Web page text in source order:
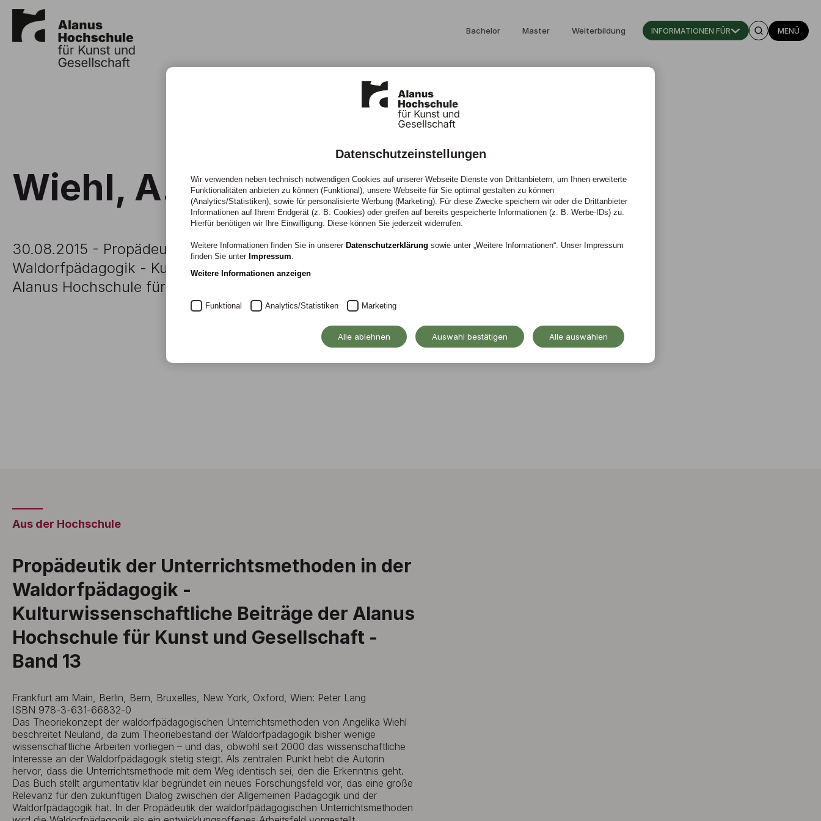
Bachelor Master Weiterbildung INFORMATIONEN FÜR MENÜ
Wiehl, A. (2015)
30.08.2015 - Propädeutik der Unterrichtsmethoden in der
Waldorfpädagogik - Kulturwissenschaftliche Beiträge der
Alanus Hochschule für Kunst und Gesellschaft - Band 13
Aus der Hochschule
Propädeutik der Unterrichtsmethoden in der
Waldorfpädagogik -
Kulturwissenschaftliche Beiträge der Alanus
Hochschule für Kunst und Gesellschaft -
Band 13
Frankfurt am Main, Berlin, Bern, Bruxelles, New York, Oxford, Wien: Peter Lang
ISBN 978-3-631-66832-0
Das Theoriekonzept der waldorfpädagogischen Unterrichtsmethoden von Angelika Wiehl
beschreitet Neuland, da zum Theoriebestand der Waldorfpädagogik bisher wenige
wissenschaftliche Arbeiten vorliegen – und das, obwohl seit 2000 das wissenschaftliche
Interesse an der Waldorfpädagogik stetig steigt. Als zentralen Punkt hebt die Autorin
hervor, dass die Unterrichtsmethode mit dem Weg identisch sei, den die Erkenntnis geht.
Das Buch stellt argumentativ klar begründet ein neues Forschungsfeld vor, das eine große
Relevanz für den zukünftigen Dialog zwischen der Allgemeinen Pädagogik und der
Waldorfpädagogik hat. In der Propädeutik der waldorfpädagogischen Unterrichtsmethoden
Datenschutzeinstellungen
Wir verwenden neben technisch notwendigen Cookies auf unserer Webseite Dienste von Drittanbietern, um Ihnen erweiterte
Funktionalitäten anbieten zu können (Funktional), unsere Webseite für Sie optimal gestalten zu können
(Analytics/Statistiken), sowie für personalisierte Werbung (Marketing). Für diese Zwecke speichern wir oder die Drittanbieter
Informationen auf Ihrem Endgerät (z. B. Cookies) oder greifen auf bereits gespeicherte Informationen (z. B. Werbe-IDs) zu.
Hierfür benötigen wir Ihre Einwilligung. Diese können Sie jederzeit widerrufen.
Weitere Informationen finden Sie in unserer Datenschutzerklärung sowie unter „Weitere Informationen“. Unser Impressum
finden Sie unter Impressum.
Weitere Informationen anzeigen
Funktional Analytics/Statistiken Marketing
Alle ablehnen Auswahl bestätigen Alle auswählen